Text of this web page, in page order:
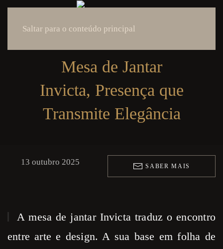
Saltar para o conteúdo principal
Mesa de Jantar
Invicta, Presença que
Transmite Elegância
13 outubro 2025 SABER MAIS
A mesa de jantar Invicta traduz o encontro
entre arte e design. A sua base em folha de